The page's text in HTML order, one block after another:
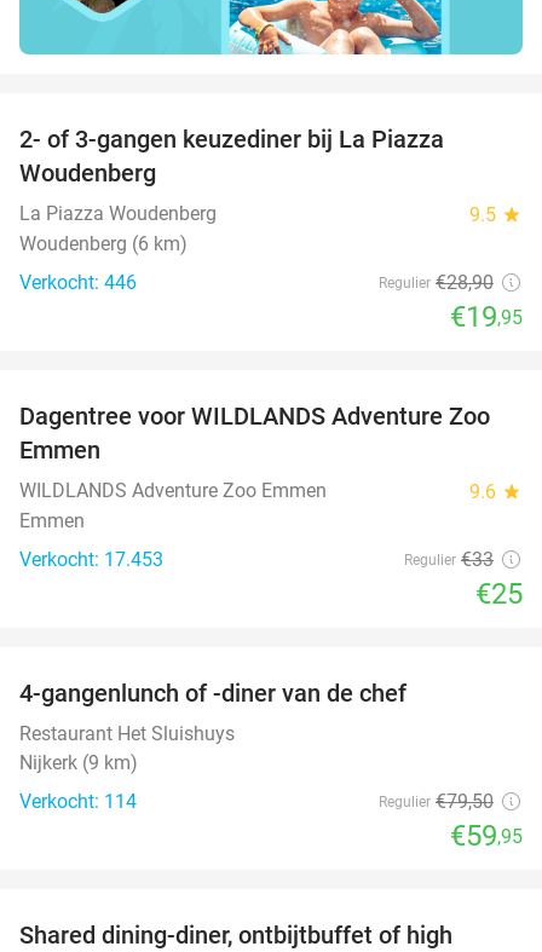
2- of 3-gangen keuzediner bij La Piazza
Woudenberg
La Piazza Woudenberg 9.5 star
Woudenberg (6 km)
Verkocht: 446
Regulier €28,90
€19,95
24%
Dagentree voor WILDLANDS Adventure Zoo
Emmen
WILDLANDS Adventure Zoo Emmen 9.6 star
Emmen
Verkocht: 17.453
Regulier €33
€25
4-gangenlunch of -diner van de chef
Restaurant Het Sluishuys
Nijkerk (9 km)
Verkocht: 114
Regulier €79,50
€59,95
Shared dining-diner, ontbijtbuffet of high